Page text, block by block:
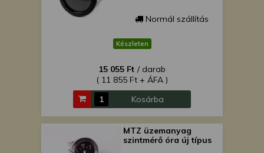
Normál szállítás
Készleten
15 055 Ft / darab
( 11 855 Ft + ÁFA )
Kosárba
MTZ üzemanyag
szintmérő óra új típus